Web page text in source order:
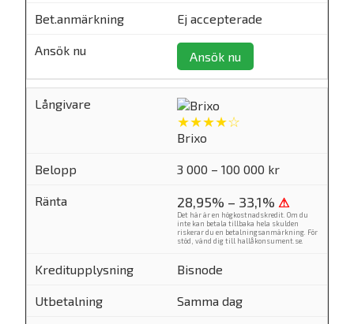
Ej accepterade
Ansök nu
★★★★☆
Brixo
3 000 – 100 000 kr
28,95% – 33,1% ⚠
Det här är en högkostnadskredit. Om du
inte kan betala tillbaka hela skulden
riskerar du en betalningsanmärkning. För
stöd, vänd dig till hallåkonsument.se.
Bisnode
Samma dag